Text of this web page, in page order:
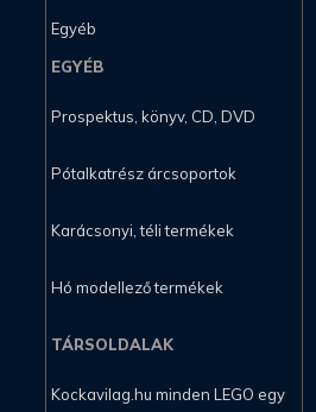
Egyéb
EGYÉB
Prospektus, könyv, CD, DVD
Pótalkatrész árcsoportok
Karácsonyi, téli termékek
Hó modellező termékek
TÁRSOLDALAK
Kockavilag.hu minden LEGO egy